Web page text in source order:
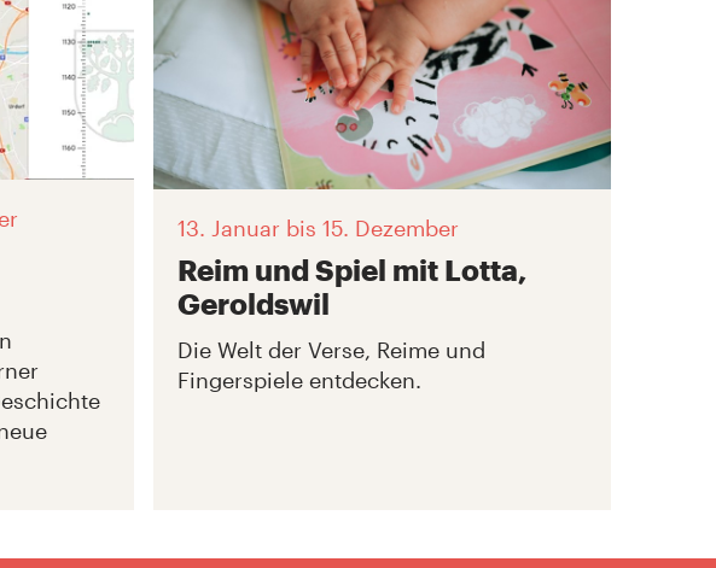
13. Januar bis 15. Dezember
Reim und Spiel mit Lotta,
Geroldswil
Die Welt der Verse, Reime und
Fingerspiele entdecken.